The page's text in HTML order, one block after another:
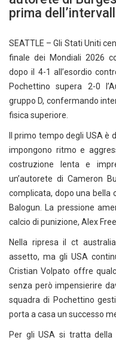
prima
SEATTLE – Gli Stati Uniti
finale dei Mondiali 2026
dopo il 4-1 all’esordio
Pochettino supera 2-0
gruppo D, confermando
fisica superiore.
Il primo tempo degli USA è
impongono ritmo e
costruzione lenta e
un’autorete di Cameron
complicata, dopo una bella
Balogun. La pressione
calcio di punizione, Alex
Nella ripresa il ct
assetto, ma gli USA
Cristian Volpato offre
senza però impensierire
squadra di Pochettino
porta a casa un successo
Per gli USA si tratta della